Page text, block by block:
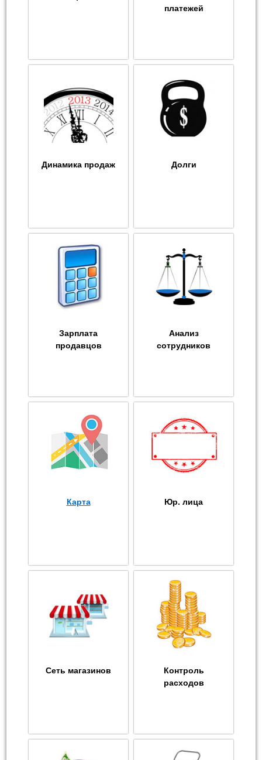
платежей
Динамика продаж Долги
Зарплата
продавцов
Анализ
сотрудников
Карта Юр. лица
Сеть магазинов
Контроль
расходов